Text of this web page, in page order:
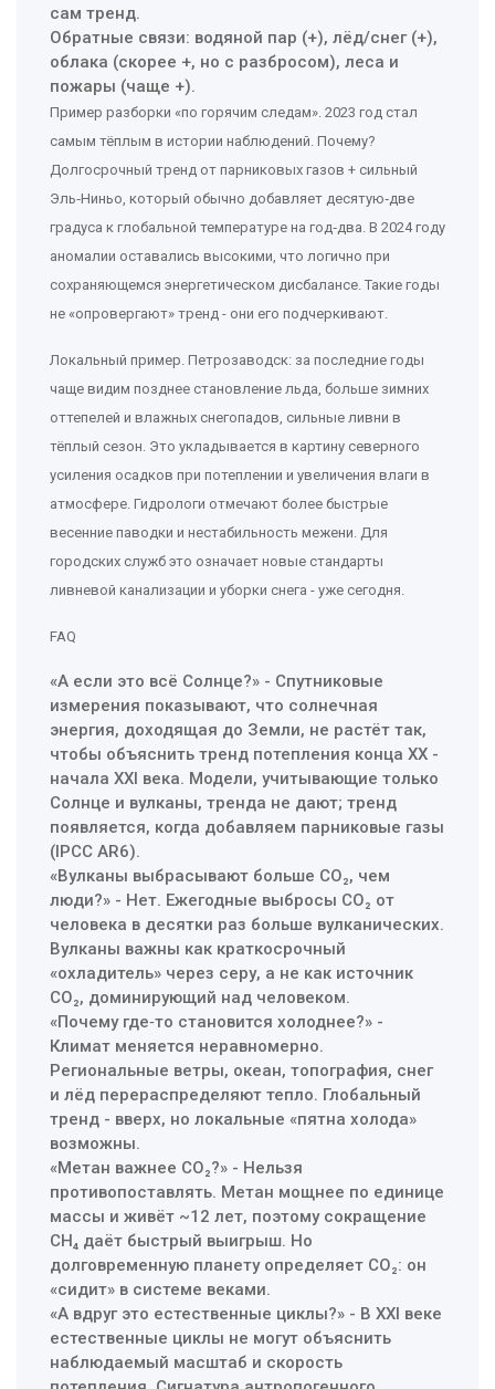
сам тренд.
Обратные связи: водяной пар (+), лёд/снег (+),
облака (скорее +, но с разбросом), леса и
пожары (чаще +).
Пример разборки «по горячим следам». 2023 год стал
самым тёплым в истории наблюдений. Почему?
Долгосрочный тренд от парниковых газов + сильный
Эль‑Ниньо, который обычно добавляет десятую‑две
градуса к глобальной температуре на год‑два. В 2024 году
аномалии оставались высокими, что логично при
сохраняющемся энергетическом дисбалансе. Такие годы
не «опровергают» тренд - они его подчеркивают.
Локальный пример. Петрозаводск: за последние годы
чаще видим позднее становление льда, больше зимних
оттепелей и влажных снегопадов, сильные ливни в
тёплый сезон. Это укладывается в картину северного
усиления осадков при потеплении и увеличения влаги в
атмосфере. Гидрологи отмечают более быстрые
весенние паводки и нестабильность межени. Для
городских служб это означает новые стандарты
ливневой канализации и уборки снега - уже сегодня.
FAQ
«А если это всё Солнце?» - Спутниковые
измерения показывают, что солнечная
энергия, доходящая до Земли, не растёт так,
чтобы объяснить тренд потепления конца XX -
начала XXI века. Модели, учитывающие только
Солнце и вулканы, тренда не дают; тренд
появляется, когда добавляем парниковые газы
(IPCC AR6).
«Вулканы выбрасывают больше CO₂, чем
люди?» - Нет. Ежегодные выбросы CO₂ от
человека в десятки раз больше вулканических.
Вулканы важны как краткосрочный
«охладитель» через серу, а не как источник
CO₂, доминирующий над человеком.
«Почему где‑то становится холоднее?» -
Климат меняется неравномерно.
Региональные ветры, океан, топография, снег
и лёд перераспределяют тепло. Глобальный
тренд - вверх, но локальные «пятна холода»
возможны.
«Метан важнее CO₂?» - Нельзя
противопоставлять. Метан мощнее по единице
массы и живёт ~12 лет, поэтому сокращение
CH₄ даёт быстрый выигрыш. Но
долговременную планету определяет CO₂: он
«сидит» в системе веками.
«А вдруг это естественные циклы?» - В XXI веке
естественные циклы не могут объяснить
наблюдаемый масштаб и скорость